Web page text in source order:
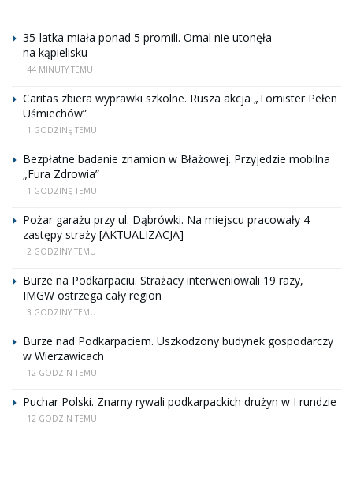
35-latka miała ponad 5 promili. Omal nie utonęła
na kąpielisku
44 MINUTY TEMU
Caritas zbiera wyprawki szkolne. Rusza akcja „Tornister Pełen
Uśmiechów”
1 GODZINĘ TEMU
Bezpłatne badanie znamion w Błażowej. Przyjedzie mobilna
„Fura Zdrowia”
1 GODZINĘ TEMU
Pożar garażu przy ul. Dąbrówki. Na miejscu pracowały 4
zastępy straży [AKTUALIZACJA]
2 GODZINY TEMU
Burze na Podkarpaciu. Strażacy interweniowali 19 razy,
IMGW ostrzega cały region
3 GODZINY TEMU
Burze nad Podkarpaciem. Uszkodzony budynek gospodarczy
w Wierzawicach
12 GODZIN TEMU
Puchar Polski. Znamy rywali podkarpackich drużyn w I rundzie
12 GODZIN TEMU